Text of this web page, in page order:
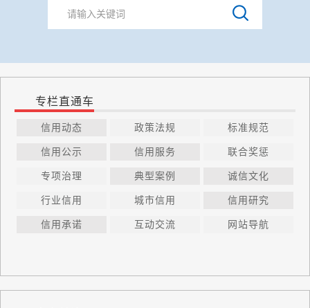
专栏直通车
信用动态 政策法规 标准规范
信用公示 信用服务 联合奖惩
专项治理 典型案例 诚信文化
行业信用 城市信用 信用研究
信用承诺 互动交流 网站导航